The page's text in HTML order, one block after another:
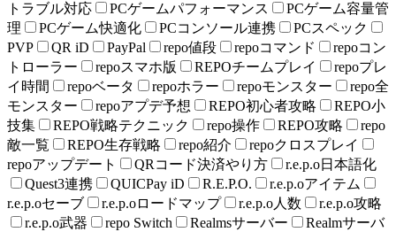
トラブル対応
PCゲームパフォーマンス
PCゲーム容量管
理
PCゲーム快適化 PCコンソール連携
PCスペック
PVP
QR iD PayPal repo値段 repoコマンド
repoコン
トローラー
repoスマホ版 REPOチームプレイ
repoプレ
イ時間
repoベータ repoホラー repoモンスター
repo全
モンスター
repoアプデ予想 REPO初心者攻略
REPO小
技集
REPO戦略テクニック repo操作 REPO攻略
repo
敵一覧
REPO生存戦略 repo紹介
repoクロスプレイ
repoアップデート
QRコード決済やり方
r.e.p.o日本語化
Quest3連携
QUICPay iD R.E.P.O.
r.e.p.oアイテム
r.e.p.oセーブ
r.e.p.oロードマップ r.e.p.o人数
r.e.p.o攻略
r.e.p.o武器
repo Switch Realmsサーバー
Realmサーバ